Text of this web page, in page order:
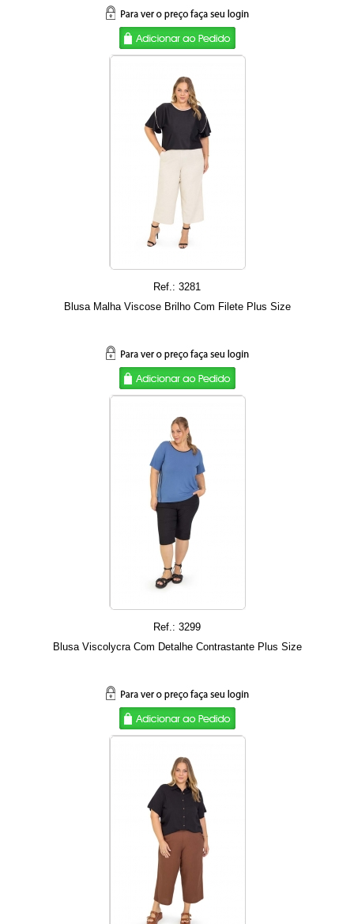
Ref.: 3281
Blusa Malha Viscose Brilho Com Filete Plus Size
Ref.: 3299
Blusa Viscolycra Com Detalhe Contrastante Plus Size